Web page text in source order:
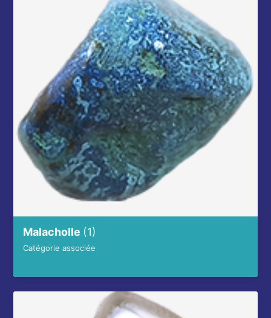
Malacholle (1)
Catégorie associée